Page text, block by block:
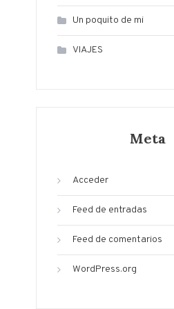
Un poquito de mi
VIAJES
Meta
Acceder
Feed de entradas
Feed de comentarios
WordPress.org